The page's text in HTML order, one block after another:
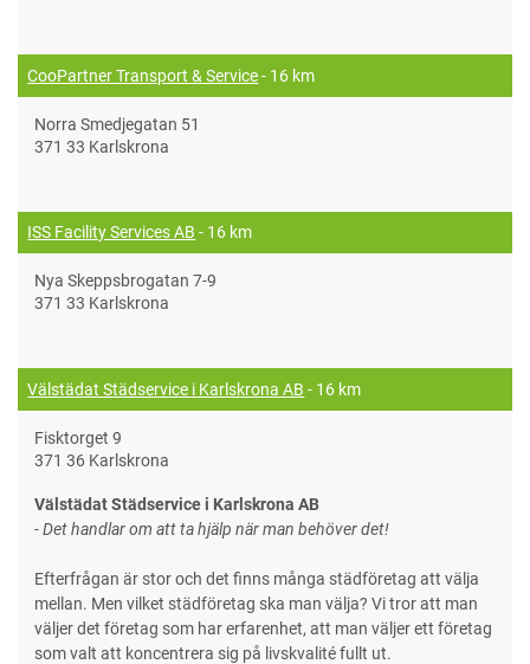
CooPartner Transport & Service- 16 km
Norra Smedjegatan 51
371 33 Karlskrona
ISS Facility Services AB - 16 km
Nya Skeppsbrogatan 7-9
371 33 Karlskrona
Välstädat Städservice i Karlskrona AB - 16 km
Fisktorget 9
371 36 Karlskrona
Välstädat Städservice i Karlskrona AB
- Det handlar om att ta hjälp när man behöver det!
Efterfrågan är stor och det finns många städföretag att välja
mellan. Men vilket städföretag ska man välja? Vi tror att man
väljer det företag som har erfarenhet, att man väljer ett företag
som valt att koncentrera sig på livskvalité fullt ut.